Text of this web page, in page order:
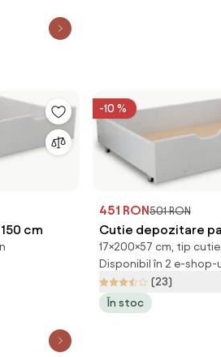
cm
-10 %
451 RON501 RON
Cutie depozitare
17×200×57 cm, tip
Disponibil în 2 e-shop-
(23)
În stoc